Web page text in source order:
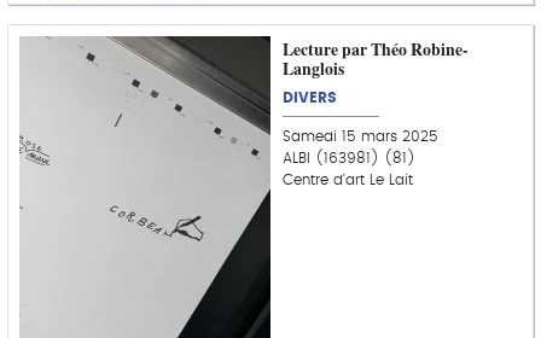
Lecture par Théo Robine-
Langlois
DIVERS
Samedi 15 mars 2025
ALBI (163981) (81)
Centre d'art Le Lait